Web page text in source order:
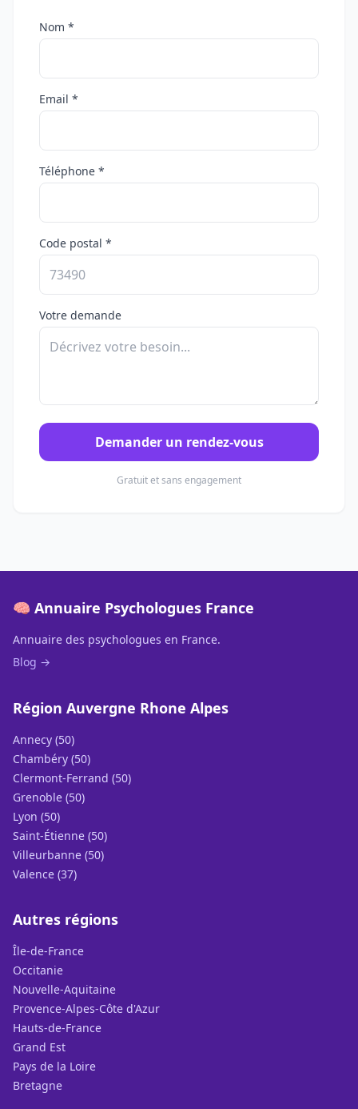
Nom *
Email *
Téléphone *
Code postal *
Votre demande
Demander un rendez-vous
Gratuit et sans engagement
🧠 Annuaire Psychologues France
Annuaire des psychologues en France.
Blog →
Région Auvergne Rhone Alpes
Annecy (50)
Chambéry (50)
Clermont-Ferrand (50)
Grenoble (50)
Lyon (50)
Saint-Étienne (50)
Villeurbanne (50)
Valence (37)
Autres régions
Île-de-France
Occitanie
Nouvelle-Aquitaine
Provence-Alpes-Côte d'Azur
Hauts-de-France
Grand Est
Pays de la Loire
Bretagne